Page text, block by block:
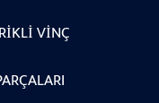
VINÇ